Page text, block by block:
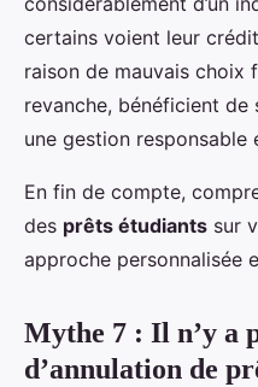
certains voient leur
raison de mauvais choix
revanche, bénéficient de
une gestion responsable
En fin de compte,
des prêts étudiants sur
approche personnalisée
Mythe 7 : Il n’y a
d’annulation de